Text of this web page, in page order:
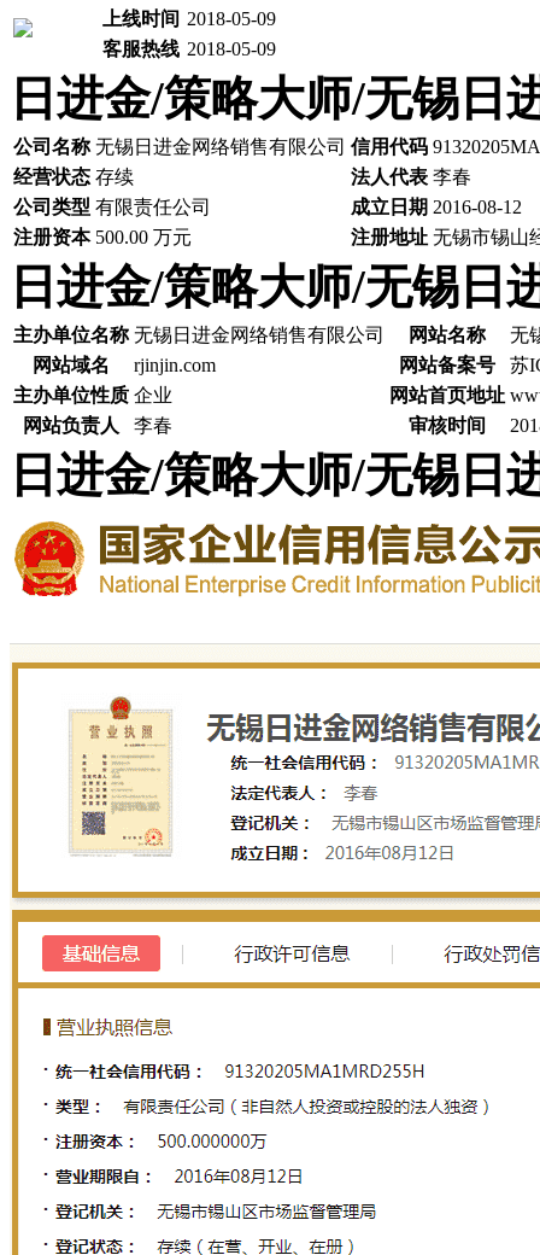
上线时间 2018-05-09
客服热线 2018-05-09
日进金/策略大师/无锡日
公司名称 无锡日进金网络销售有限公司 信用代码
经营状态 存续 法人代表 李春
公司类型 有限责任公司 成立日期 2016-08-12
注册资本 500.00 万元 注册地址 无锡市锡山
日进金/策略大师/无锡日
主办单位名称 无锡日进金网络销售有限公司 网站名称
无
网站域名
rjinjin.com 网站备案号
苏
主办单位性质 企业 网站首页地址
网站负责人
李春 审核时间
日进金/策略大师/无锡日